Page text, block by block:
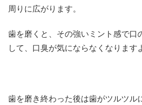
周りに広がります。
歯を磨くと、その強いミント感で口
して、口臭が気にならなくなります
歯を磨き終わった後は歯がツルツル